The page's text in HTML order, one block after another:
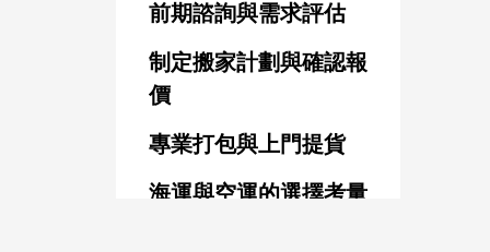
前期諮詢與需求評估
制定搬家計劃與確認報
價
專業打包與上門提貨
海運與空運的選擇考量